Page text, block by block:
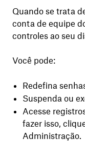
Quando se trata
conta de equipe
controles ao seu
Você pode:
Redefina
Suspenda ou
Acesse
fazer isso,
Administração.